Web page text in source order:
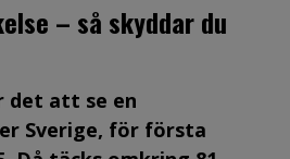
– så skyddar du
det att se en
Sverige, för första